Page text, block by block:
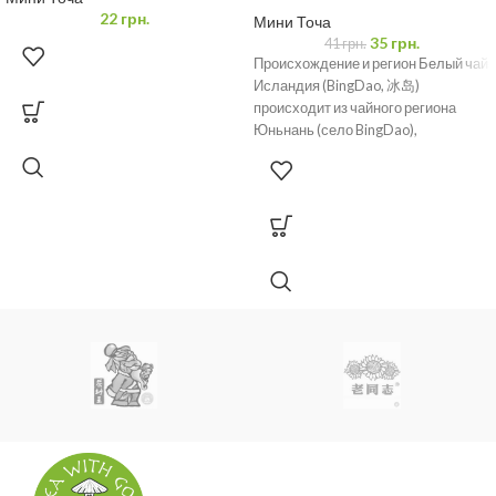
Насыщенный глубокий вкус
: с нотками шоколада, сухофруктов,
орехов и древесины.
: с землистыми, пряными и цветочными нотками.
Отличается от обычного пуэра
: более концентрированный,
(размером с горошину) в горячей воде (не кипяток!).
измельчить смолу и залить холодной водой,
Добавить к другим напиткам
Использовать в кулинарии
: добавить к десертам, соусам,
Начинайте с небольших доз и постепенно увеличивайте при
22грн. Мини Точа
41грн. 35 грн.
Происхождение и регион Белый чай
Исландия (BingDao, 冰岛)
происходит из чайного региона
Юньнань (село BingDao),
1600